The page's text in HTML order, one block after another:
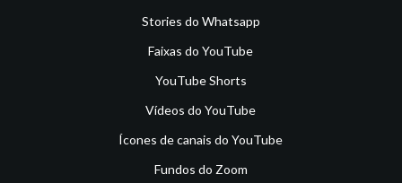
Stories do Whatsapp
Faixas do YouTube
YouTube Shorts
Vídeos do YouTube
Ícones de canais do YouTube
Fundos do Zoom